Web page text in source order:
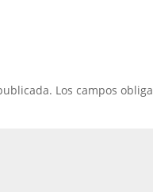
Los campos